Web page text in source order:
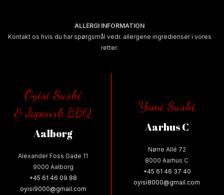
ALLERGI INFORMATION
Kontakt os hvis du har spørgsmål vedr. allergene ingredienser i vores
retter.
Oyisi Sushi
& Japansk BBQ
Aalborg
Alexander Foss Gade 11
9000 Aalborg
+45 61 46 09 88
oyisi9000@gmail.com
Yami Sushi
Aarhus C
Nørre Allé 72
8000 Aarhus C
+45 61 46 37 40
oyisi8000@gmail.com